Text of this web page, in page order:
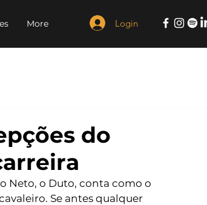
More Login
do
Neto, o Duto, conta como o
Se antes qualquer